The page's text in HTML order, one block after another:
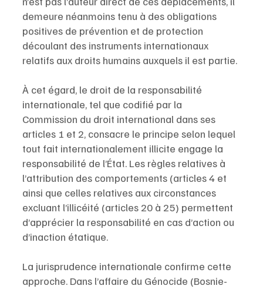
demeure néanmoins tenu à des obligations
positives de prévention et de protection
découlant des instruments internationaux
relatifs aux droits humains auxquels il est partie.
À cet égard, le droit de la responsabilité
internationale, tel que codifié par la
Commission du droit international dans ses
articles 1 et 2, consacre le principe selon lequel
tout fait internationalement illicite engage la
responsabilité de l’État. Les règles relatives à
l’attribution des comportements (articles 4 et
ainsi que celles relatives aux circonstances
excluant l’illicéité (articles 20 à 25) permettent
d’apprécier la responsabilité en cas d’action ou
d’inaction étatique.
La jurisprudence internationale confirme cette
approche. Dans l’affaire du Génocide (Bosnie-